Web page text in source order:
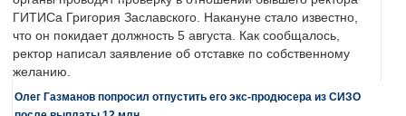
ГИТИСа Григория Заславского. Накануне стало известно,
что он покидает должность 5 августа. Как сообщалось,
ректор написал заявление об отставке по собственному
желанию.
Олег Газманов попросил отпустить его экс-продюсера из СИЗО